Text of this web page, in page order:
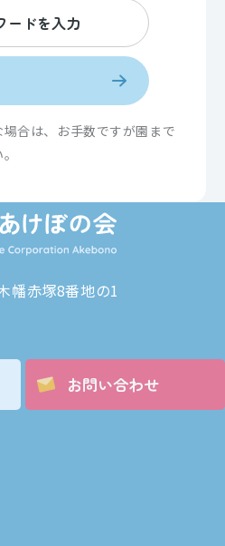
合は、お手数ですが園まで
幡赤塚8番地の1
お問い合わせ